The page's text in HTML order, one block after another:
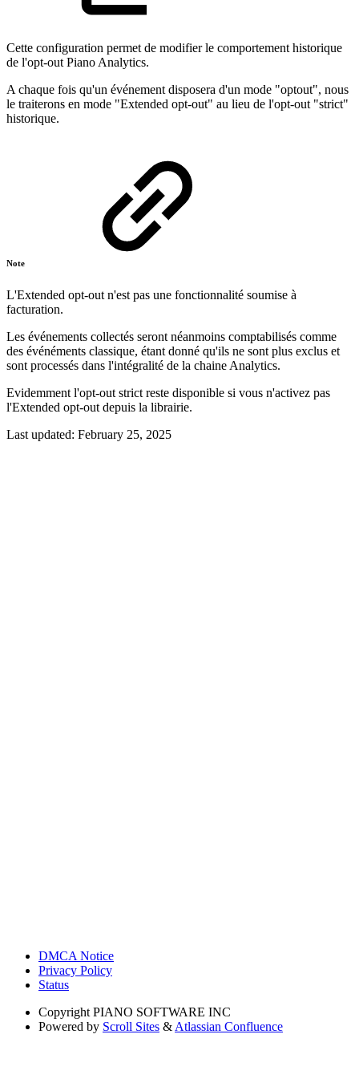
Cette configuration permet de modifier le comportement historique
de l'opt-out Piano Analytics.
A chaque fois qu'un événement disposera d'un mode "optout", nous
le traiterons en mode "Extended opt-out" au lieu de l'opt-out "strict"
historique.
Note
L'Extended opt-out n'est pas une fonctionnalité soumise à
facturation.
Les événements collectés seront néanmoins comptabilisés comme
des événéments classique, étant donné qu'ils ne sont plus exclus et
sont processés dans l'intégralité de la chaine Analytics.
Evidemment l'opt-out strict reste disponible si vous n'activez pas
l'Extended opt-out depuis la librairie.
Last updated: February 25, 2025
DMCA Notice
Privacy Policy
Status
Copyright PIANO SOFTWARE INC
Powered by Scroll Sites & Atlassian Confluence